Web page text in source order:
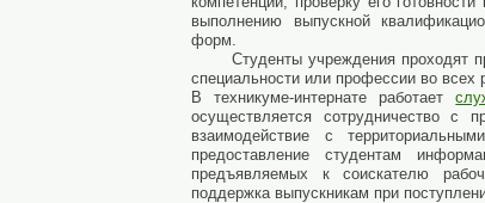
выполнению выпускной
форм.
Студенты учреждения проходят
специальности или профессии во всех
В техникуме-интернате работает
осуществляется сотрудничество с
взаимодействие с
предоставление студентам
предъявляемых к соискателю
поддержка выпускникам при